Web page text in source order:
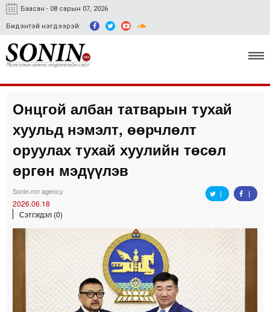
Баасан - 08 сарын 07, 2026
Бидэнтэй нэгдээрэй:
Улс төр, эдийн засаг
Гэмт хэрэг
Нийгэм, соёл
Онцгой албан татварын тухай
хуульд нэмэлт, өөрчлөлт
оруулах тухай хуулийн төсөл
өргөн мэдүүлэв
Sonin.mn agency
2026.06.18
Сэтгэгдэл (0)